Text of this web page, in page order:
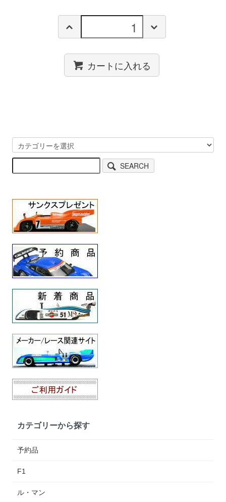
カートに入れる
SEARCH
カテゴリーから探す
予約品
F1
ル・マン